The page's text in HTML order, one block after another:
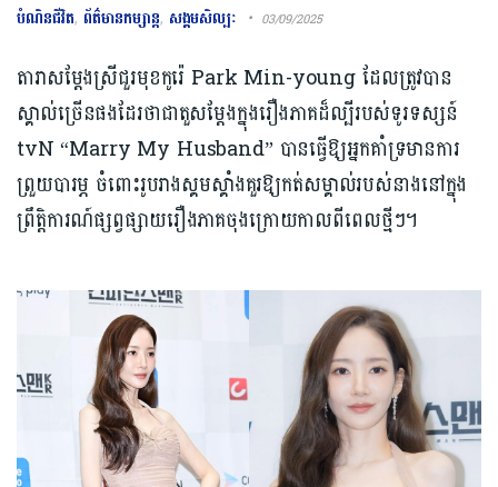
បំណិនជីវិត, ព័ត៌មានកម្សាន្ត, សង្គមសិល្បៈ 03/09/2025
តារាសម្តែងស្រីជួរមុខកូរ៉េ Park Min-young ដែលត្រូវបាន
ស្គាល់ច្រើនផងដែរថាជាតួសម្តែងក្នុងរឿងភាគដ៏ល្បីរបស់ទូរទស្សន៍
tvN “Marry My Husband” បានធ្វើឱ្យអ្នកគាំទ្រមានការ
ព្រួយបារម្ភ ចំពោះរូបរាងស្គមស្គាំងគួរឱ្យកត់សម្គាល់របស់នាងនៅក្នុង
ព្រឹត្តិការណ៍ផ្សព្វផ្សាយរឿងភាគចុងក្រោយកាលពីពេលថ្មីៗ។